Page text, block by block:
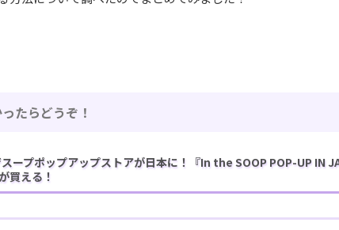
たらどうぞ！
スープポップアップストアが日本に！『In the SOOP POP-UP IN
買える！